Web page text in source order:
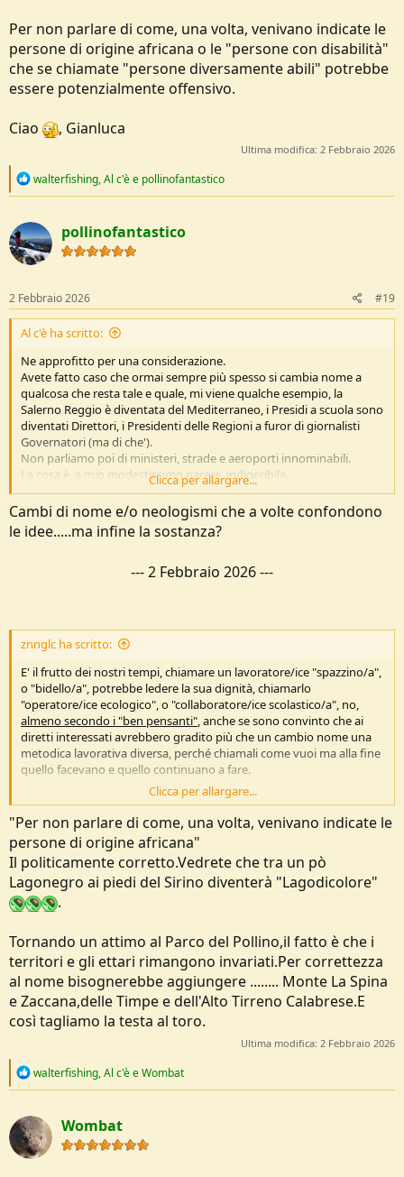
Per non parlare di come, una volta, venivano indicate le
persone di origine africana o le "persone con disabilità"
che se chiamate "persone diversamente abili" potrebbe
essere potenzialmente offensivo.
Ciao
, Gianluca
Ultima modifica: 2 Febbraio 2026
R
c
t
i
o
s
:
walterfishing,Al c'èe pollinofantastico
pollinofantastico
2 Febbraio 2026 #19
Al c'è ha scritto:
Ne approfitto per una considerazione.
Avete fatto caso che ormai sempre più spesso si cambia nome a
qualcosa che resta tale e quale, mi viene qualche esempio, la
Salerno Reggio è diventata del Mediterraneo, i Presidi a scuola sono
diventati Direttori, i Presidenti delle Regioni a furor di giornalisti
Governatori (ma di che').
Non parliamo poi di ministeri, strade e aeroporti innominabili.
La cosa è, a mio modestissimo parere, indigeribile.
Onore va ai Vigili del Fuoco che restano tali anche se si occupano di
alluvioni.
Clicca per allargare...
Cambi di nome e/o neologismi che a volte confondono
le idee.....ma infine la sostanza?
---2 Febbraio 2026---
znnglc ha scritto:
E' il frutto dei nostri tempi, chiamare un lavoratore/ice "spazzino/a",
o "bidello/a", potrebbe ledere la sua dignità, chiamarlo
"operatore/ice ecologico", o "collaboratore/ice scolastico/a", no,
almeno secondo i "ben pensanti", anche se sono convinto che ai
diretti interessati avrebbero gradito più che un cambio nome una
metodica lavorativa diversa, perché chiamali come vuoi ma alla fine
quello facevano e quello continuano a fare.
D'altro canto anche i "Vigili del Fuoco" hanno subito un cambio
nome, una volta (sino al 1938) si chiamavano (ufficialmente)
"pompieri".
Per non parlare di come, una volta, venivano indicate le persone di
origine africana o le "persone con disabilità" che se chiamate
"persone diversamente abili" potrebbe essere potenzialmente
offensivo.
Ciao, Gianluca
Clicca per allargare...
"Per non parlare di come, una volta, venivano indicate le
persone di origine africana"
Il politicamente corretto.Vedrete che tra un pò
Lagonegro ai piedi del Sirino diventerà "Lagodicolore"
.
Tornando un attimo al Parco del Pollino,il fatto è che i
territori e gli ettari rimangono invariati.Per correttezza
al nome bisognerebbe aggiungere ........ Monte La Spina
e Zaccana,delle Timpe e dell'Alto Tirreno Calabrese.E
così tagliamo la testa al toro.
Ultima modifica: 2 Febbraio 2026
R
c
t
i
o
walterfishing,Al c'èeWombat
Wombat